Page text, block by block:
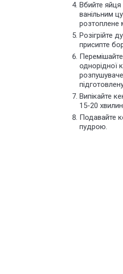
Вбийте
ванільним
розтоплене
Розігрійте
присипте
однорідної
Випікайте
15-20
Подавайте
пудрою.